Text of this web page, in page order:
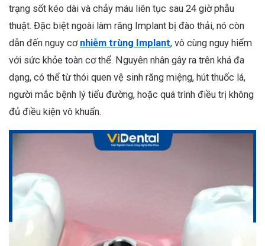
trạng sốt kéo dài và chảy máu liên tục sau 24 giờ phẫu
thuật. Đặc biệt ngoài làm răng Implant bị đào thải, nó còn
dẫn đến nguy cơ nhiễm trùng Implant, vô cùng nguy hiểm
với sức khỏe toàn cơ thể. Nguyên nhân gây ra trên khá đa
dạng, có thể từ thói quen vệ sinh răng miệng, hút thuốc lá,
người mắc bệnh lý tiểu đường, hoặc quá trình điều trị không
đủ điều kiện vô khuẩn.